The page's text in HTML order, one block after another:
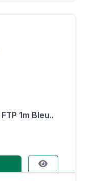
1m Bleu..